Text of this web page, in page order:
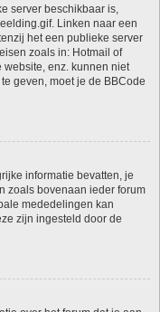
server beschikbaar is,
Linken naar een
het een publieke server
zoals in: Hotmail of
enz. kunnen niet
geven, moet je de BBCode
informatie bevatten, je
zoals bovenaan ieder forum
mededelingen kan
zijn ingesteld door de